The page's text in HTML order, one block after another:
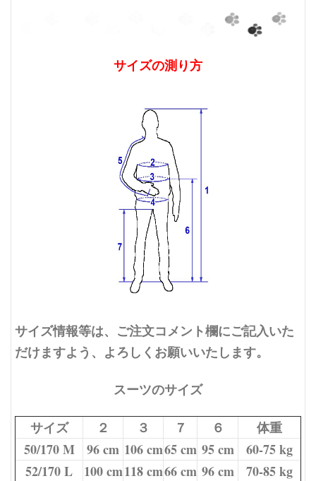
サイズの測り方
サイズ情報等は、ご注文コメント欄にご記入いた
だけますよう、よろしくお願いいたします。
スーツのサイズ
サイズ ２ ３ ７ ６
体重
50/170 M
96 cm 106 cm65 cm 95 cm
60-75 kg
52/170 L
100 cm118 cm66 cm 96 cm
70-85 kg